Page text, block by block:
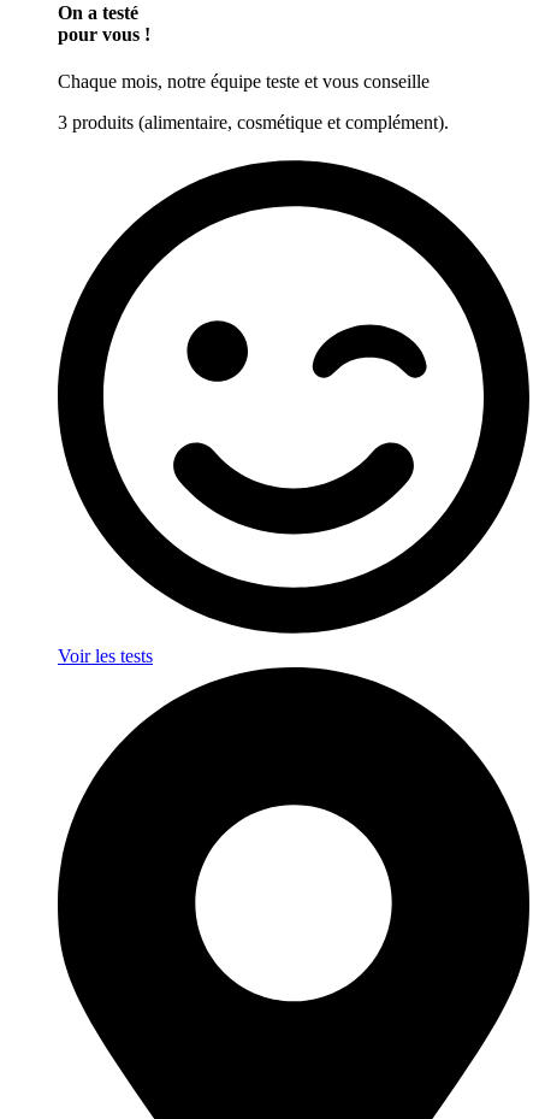
On a testé
pour vous !
Chaque mois, notre équipe teste et vous conseille
3 produits (alimentaire, cosmétique et complément).
Voir les tests